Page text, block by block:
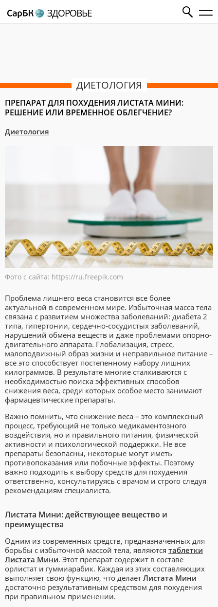
ЗДОРОВЬЕ
ДИЕТОЛОГИЯ
ПРЕПАРАТ ДЛЯ ПОХУДЕНИЯ ЛИСТАТА МИНИ:
РЕШЕНИЕ ИЛИ ВРЕМЕННОЕ ОБЛЕГЧЕНИЕ?
Диетология
Фото с сайта: https://ru.freepik.com
Проблема лишнего веса становится все более
актуальной в современном мире. Избыточная масса тела
связана с развитием множества заболеваний: диабета 2
типа, гипертонии, сердечно-сосудистых заболеваний,
нарушений обмена веществ и даже проблемами опорно-
двигательного аппарата. Глобализация, стресс,
малоподвижный образ жизни и неправильное питание –
все это способствует постепенному набору лишних
килограммов. В результате многие сталкиваются с
необходимостью поиска эффективных способов
снижения веса, среди которых особое место занимают
фармацевтические препараты.
Важно помнить, что снижение веса – это комплексный
процесс, требующий не только медикаментозного
воздействия, но и правильного питания, физической
активности и психологической поддержки. Не все
препараты безопасны, некоторые могут иметь
противопоказания или побочные эффекты. Поэтому
важно подходить к выбору средств для похудения
ответственно, консультируясь с врачом и строго следуя
рекомендациям специалиста.
Листата Мини: действующее вещество и
преимущества
Одним из современных средств, предназначенных для
борьбы с избыточной массой тела, являются таблетки
Листата Мини. Этот препарат содержит в составе
орлистат и гуммиарабик. Каждая из этих составляющих
выполняет свою функцию, что делает Листата Мини
достаточно результативным средством для похудения
при правильном применении.